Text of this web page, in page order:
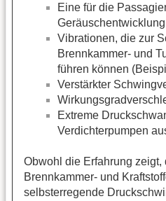
Eine für die
Geräuschentwicklung
Vibrationen, die zur
Brennkammer- und
führen können
Verstärkter
Extreme
Verdichterpumpen
Obwohl die Erfahrung zeigt,
Brennkammer- und
selbsterregende